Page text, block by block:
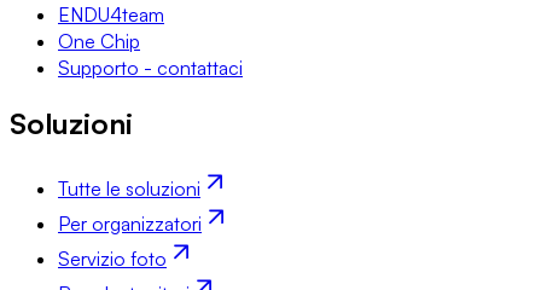
ENDU4team
One Chip
Supporto - contattaci
Soluzioni
Tutte le soluzioni
Per organizzatori
Servizio foto